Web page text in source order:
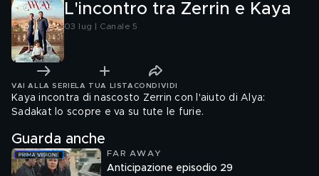
L'incontro tra Zerrin e Kaya
03 lug | Canale 5
VAI ALLA SERIE LA TUA LISTA CONDIVIDI
Kaya incontra di nascosto Zerrin con l'aiuto di Alya:
Sadakat lo scopre e va su tute le furie.
Guarda anche
FAR AWAY
Anticipazione episodio 29